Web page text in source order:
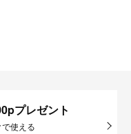
プレゼント
使える